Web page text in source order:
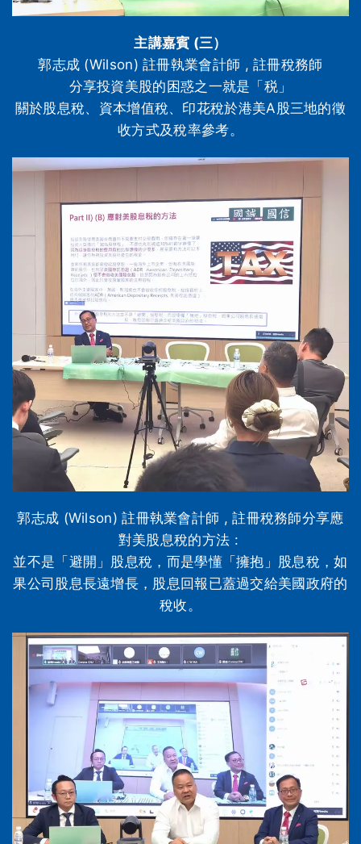
主講嘉賓 (三）
郭志成 (Wilson) 註冊執業會計師 , 註冊稅務師
分享投資美股的困惑之一就是「税」
關於股息稅、資本增值稅、印花稅於港美A股三地的徵
收方式及稅率參考。
郭志成 (Wilson) 註冊執業會計師 , 註冊稅務師分享應
對美股息稅的方法 :
並不是「避開」股息稅，而是學懂「擁抱」股息稅，如
果公司股息長遠增長，股息回報已蓋過交給美國政府的
稅收。